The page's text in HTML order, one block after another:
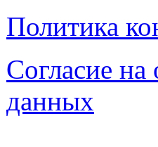
Политика
Согласие на
данных